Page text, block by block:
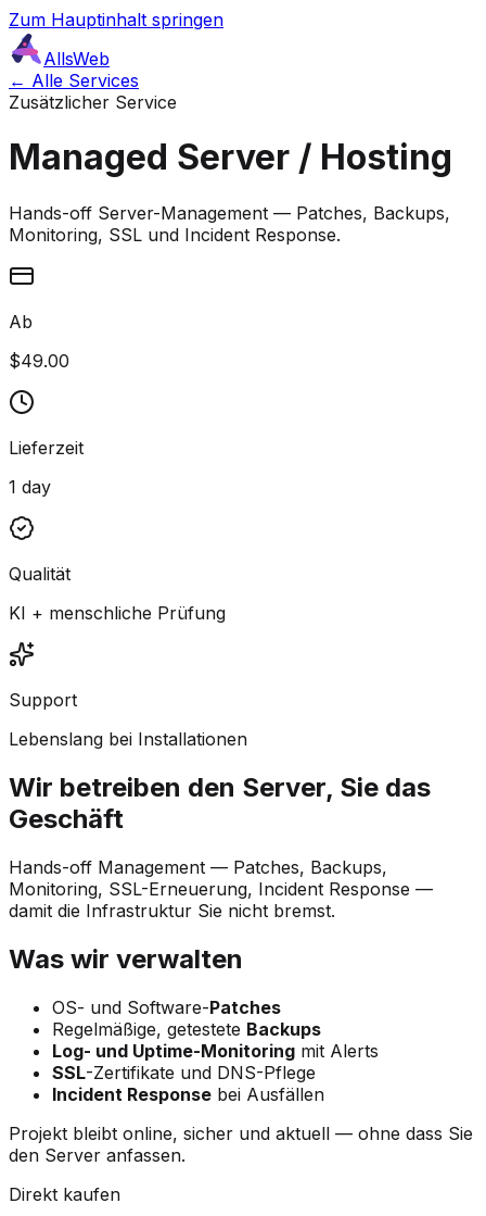
Zum Hauptinhalt springen
AllsWeb
← Alle Services
Zusätzlicher Service
Managed Server / Hosting
Hands-off Server-Management — Patches, Backups,
Monitoring, SSL und Incident Response.
Ab
$49.00
Lieferzeit
1 day
Qualität
KI + menschliche Prüfung
Support
Lebenslang bei Installationen
Wir betreiben den Server, Sie das
Geschäft
Hands-off Management — Patches, Backups,
Monitoring, SSL-Erneuerung, Incident Response —
damit die Infrastruktur Sie nicht bremst.
Was wir verwalten
OS- und Software-Patches
Regelmäßige, getestete Backups
Log- und Uptime-Monitoring mit Alerts
SSL-Zertifikate und DNS-Pflege
Incident Response bei Ausfällen
Projekt bleibt online, sicher und aktuell — ohne dass Sie
den Server anfassen.
Direkt kaufen